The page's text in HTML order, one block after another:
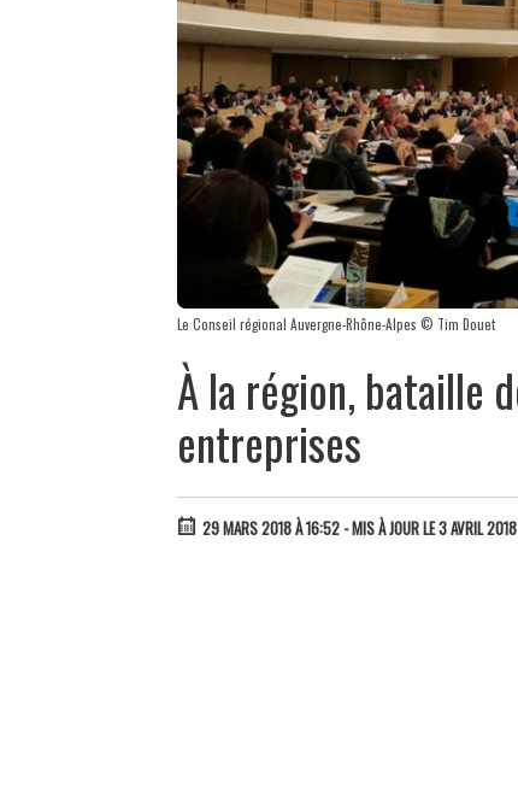
Le Conseil régional Auvergne-Rhône-Alpes © Tim Douet
À la région, bataille
entreprises
29 MARS 2018 À 16:52 - MIS À JOUR LE 3 AVRIL